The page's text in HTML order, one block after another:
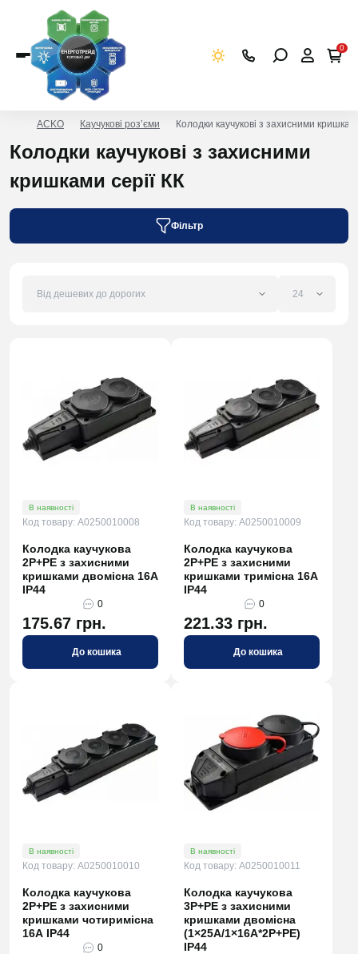
0
ACKO Каучукові роз’єми Колодки каучукові з захисними
Колодки каучукові з захисними
кришками серії КК
Фільтр
В наявності
Код товару: A0250010008
Колодка каучукова
2Р+PE з захисними
кришками двомісна 16А
IP44
0
175.67 грн.
До кошика
В наявності
Код товару: A0250010009
Колодка каучукова
2Р+PE з захисними
кришками тримісна 16А
IP44
0
221.33 грн.
До кошика
В наявності
Код товару: A0250010010
Колодка каучукова
2Р+PE з захисними
кришками чотиримісна
16А IP44
0
В наявності
Код товару: A0250010011
Колодка каучукова
3Р+РЕ з захисними
кришками двомісна
(1×25А/1×16A*2P+PE)
IP44